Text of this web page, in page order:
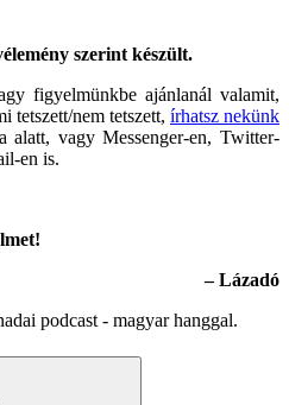
szerint készült.
figyelmünkbe ajánlanál valamit,
tetszett/nem tetszett, írhatsz nekünk
alatt, vagy Messenger-en, Twitter-
en is.
– Lázadó